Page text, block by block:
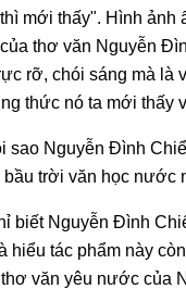
mới thấy". Hình ảnh
thơ văn Nguyễn
rỡ, chói sáng mà là
thức nó ta mới thấy
sao Nguyễn Đình
trời văn học nước
biết Nguyễn Đình
hiểu tác phẩm này
văn yêu nước của